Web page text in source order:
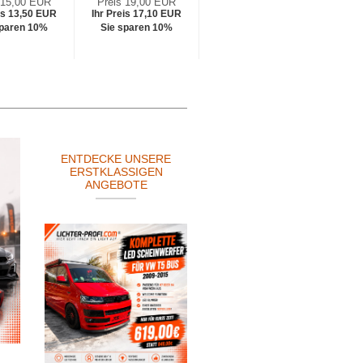
13,50 EUR
10%
Ihr Preis 17,10 EUR
Sie sparen 10%
ENTDECKE UNSERE
ERSTKLASSIGEN
ANGEBOTE